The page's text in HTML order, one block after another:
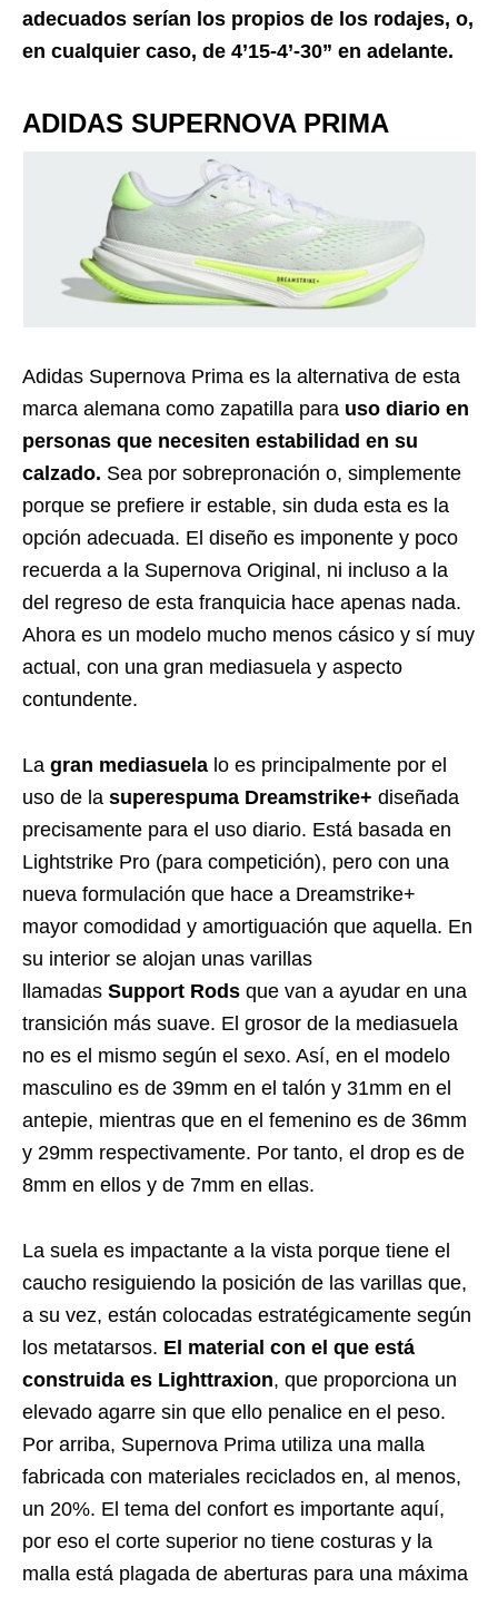
adecuados serían los propios de los rodajes, o,
en cualquier caso, de 4’15-4’-30” en adelante.
ADIDAS SUPERNOVA PRIMA
Adidas Supernova Prima es la alternativa de esta
marca alemana como zapatilla para uso diario en
personas que necesiten estabilidad en su
calzado. Sea por sobrepronación o, simplemente
porque se prefiere ir estable, sin duda esta es la
opción adecuada. El diseño es imponente y poco
recuerda a la Supernova Original, ni incluso a la
del regreso de esta franquicia hace apenas nada.
Ahora es un modelo mucho menos cásico y sí muy
actual, con una gran mediasuela y aspecto
contundente.
La gran mediasuela lo es principalmente por el
uso de la superespuma Dreamstrike+ diseñada
precisamente para el uso diario. Está basada en
Lightstrike Pro (para competición), pero con una
nueva formulación que hace a Dreamstrike+
mayor comodidad y amortiguación que aquella. En
su interior se alojan unas varillas
llamadas Support Rods que van a ayudar en una
transición más suave. El grosor de la mediasuela
no es el mismo según el sexo. Así, en el modelo
masculino es de 39mm en el talón y 31mm en el
antepie, mientras que en el femenino es de 36mm
y 29mm respectivamente. Por tanto, el drop es de
8mm en ellos y de 7mm en ellas.
La suela es impactante a la vista porque tiene el
caucho resiguiendo la posición de las varillas que,
a su vez, están colocadas estratégicamente según
los metatarsos. El material con el que está
construida es Lighttraxion, que proporciona un
elevado agarre sin que ello penalice en el peso.
Por arriba, Supernova Prima utiliza una malla
fabricada con materiales reciclados en, al menos,
un 20%. El tema del confort es importante aquí,
por eso el corte superior no tiene costuras y la
malla está plagada de aberturas para una máxima